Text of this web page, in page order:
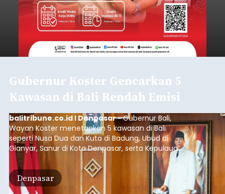
Gubernur Koster Gencarkan 5
Kawasan di Bali Rendah Emisi
balitribune.co.id I Denpasar -Gubernur Bali,
Wayan Koster menetapkan 5 kawasan di Bali
seperti Nusa Dua dan Kuta di Badung, Ubud di
Gianyar, Sanur di Kota Denpasar, serta Kepulauan
Nusa Penida Klungkung sebagai kawasan rendah
emisi.
Denpasar